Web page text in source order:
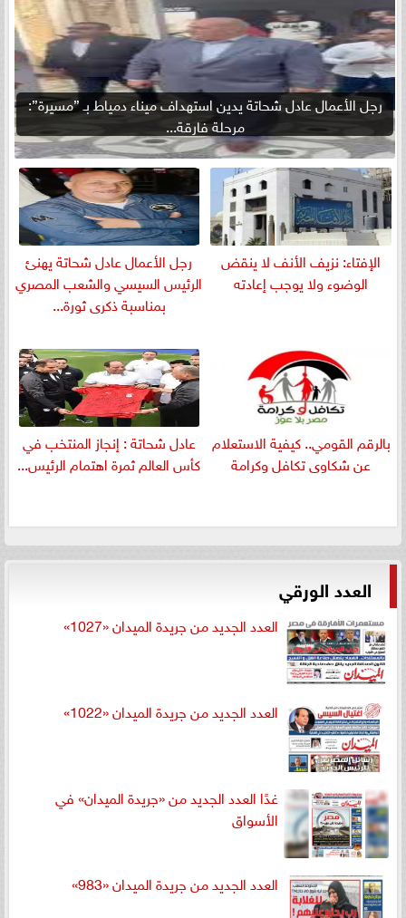
رجل الأعمال عادل شحاتة يدين استهداف ميناء دمياط بـ ”مسيرة”:
مرحلة فارقة...
الإفتاء: نزيف الأنف لا ينقض
الوضوء ولا يوجب إعادته
رجل الأعمال عادل شحاتة يهنئ
الرئيس السيسي والشعب المصري
بمناسبة ذكرى ثورة...
بالرقم القومي.. كيفية الاستعلام
عن شكاوى تكافل وكرامة
عادل شحاتة : إنجاز المنتخب في
كأس العالم ثمرة اهتمام الرئيس...
العدد الورقي
العدد الجديد من جريدة الميدان «1027»
العدد الجديد من جريدة الميدان «1022»
غدًا العدد الجديد من «جريدة الميدان» في
الأسواق
العدد الجديد من جريدة الميدان «983»